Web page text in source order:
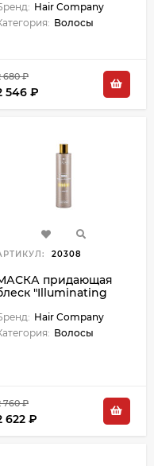
Hair Company
Волосы
680 ₽
546 ₽
20308
придающая
"Illuminating
Hair Company
Волосы
760 ₽
622 ₽